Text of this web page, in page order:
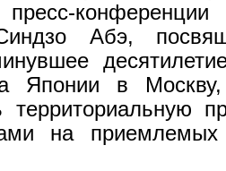
пресс-
Абэ,
Японии в
территориальную
на приемлемых